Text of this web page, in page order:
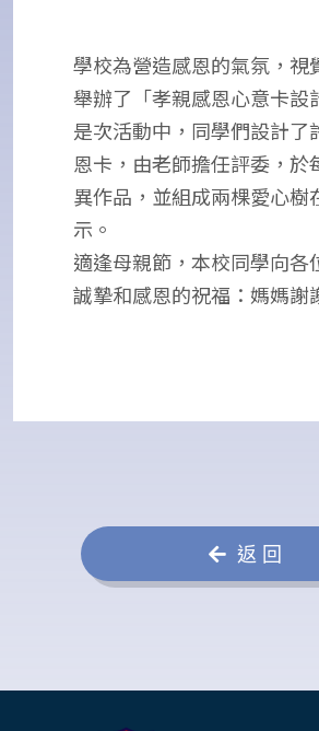
學校為營造感恩的氣氛，視
舉辦了「孝親感恩心意卡設
是次活動中，同學們設計了
恩卡，由老師擔任評委，於
異作品，並組成兩棵愛心樹
示。
適逢母親節，本校同學向各
誠摯和感恩的祝福：媽媽謝
返 回